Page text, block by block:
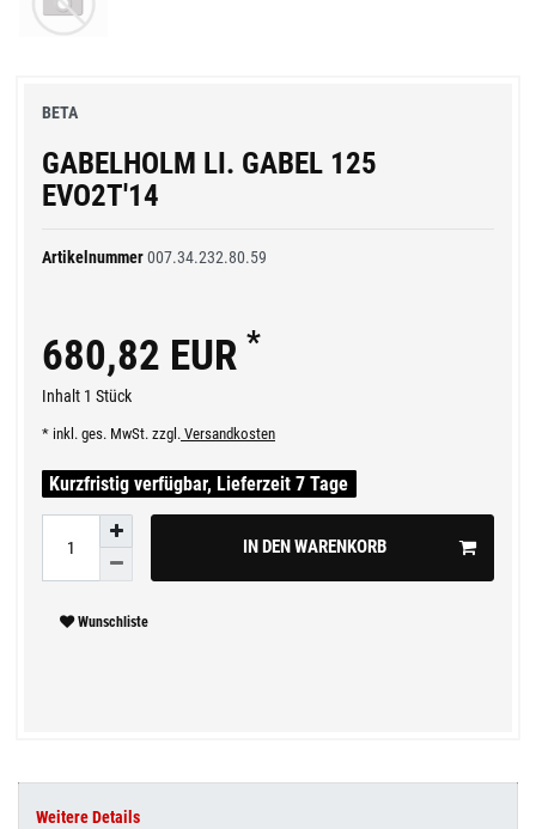
BETA
GABELHOLM LI. GABEL 125
EVO2T'14
Artikelnummer007.34.232.80.59
680,82 EUR *
Inhalt 1 Stück
* inkl. ges. MwSt. zzgl. Versandkosten
Kurzfristig verfügbar, Lieferzeit 7 Tage
IN DEN WARENKORB
Wunschliste
Weitere Details